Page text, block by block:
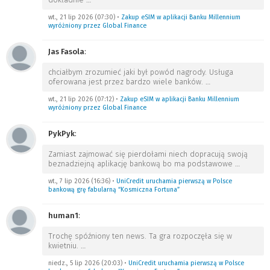
wt., 21 lip 2026 (07:30) • Zakup eSIM w aplikacji Banku Millennium
wyróżniony przez Global Finance
Jas Fasola:
chciałbym zrozumieć jaki był powód nagrody. Usługa
oferowana jest przez bardzo wiele banków. …
wt., 21 lip 2026 (07:12) • Zakup eSIM w aplikacji Banku Millennium
wyróżniony przez Global Finance
PykPyk:
Zamiast zajmować się pierdołami niech dopracują swoją
beznadziejną aplikację bankową bo ma podstawowe …
wt., 7 lip 2026 (16:36) • UniCredit uruchamia pierwszą w Polsce
bankową grę fabularną “Kosmiczna Fortuna”
human1:
Trochę spóźniony ten news. Ta gra rozpoczęła się w
kwietniu. …
niedz., 5 lip 2026 (20:03) • UniCredit uruchamia pierwszą w Polsce